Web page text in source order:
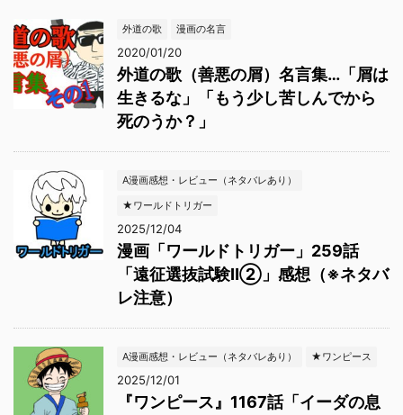
外道の歌 漫画の名言
2020/01/20
外道の歌（善悪の屑）名言集…「屑は
生きるな」「もう少し苦しんでから
死のうか？」
A漫画感想・レビュー（ネタバレあり）
★ワールドトリガー
2025/12/04
漫画「ワールドトリガー」259話
「遠征選抜試験Ⅱ②」感想（※ネタバ
レ注意）
A漫画感想・レビュー（ネタバレあり） ★ワンピース
2025/12/01
『ワンピース』1167話「イーダの息